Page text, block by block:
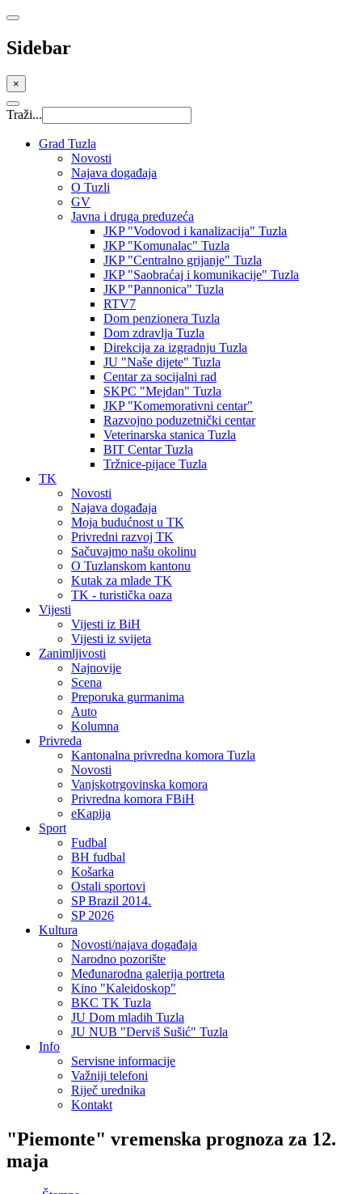
Sidebar
×
Traži...
Grad Tuzla
Novosti
Najava događaja
O Tuzli
GV
Javna i druga preduzeća
JKP "Vodovod i kanalizacija" Tuzla
JKP "Komunalac" Tuzla
JKP "Centralno grijanje" Tuzla
JKP "Saobraćaj i komunikacije" Tuzla
JKP "Pannonica" Tuzla
RTV7
Dom penzionera Tuzla
Dom zdravlja Tuzla
Direkcija za izgradnju Tuzla
JU "Naše dijete" Tuzla
Centar za socijalni rad
SKPC "Mejdan" Tuzla
JKP "Komemorativni centar"
Razvojno poduzetnički centar
Veterinarska stanica Tuzla
BIT Centar Tuzla
Tržnice-pijace Tuzla
TK
Novosti
Najava događaja
Moja budućnost u TK
Privredni razvoj TK
Sačuvajmo našu okolinu
O Tuzlanskom kantonu
Kutak za mlade TK
TK - turistička oaza
Vijesti
Vijesti iz BiH
Vijesti iz svijeta
Zanimljivosti
Najnovije
Scena
Preporuka gurmanima
Auto
Kolumna
Privreda
Kantonalna privredna komora Tuzla
Novosti
Vanjskotrgovinska komora
Privredna komora FBiH
eKapija
Sport
Fudbal
BH fudbal
Košarka
Ostali sportovi
SP Brazil 2014.
SP 2026
Kultura
Novosti/najava događaja
Narodno pozorište
Međunarodna galerija portreta
Kino "Kaleidoskop"
BKC TK Tuzla
JU Dom mladih Tuzla
JU NUB "Derviš Sušić" Tuzla
Info
Servisne informacije
Važniji telefoni
Riječ urednika
Kontakt
"Piemonte" vremenska prognoza za 12.
maja